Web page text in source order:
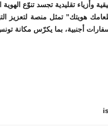
تقليدية تجسد تنوّع الهوية
هويتك” تمثل منصة لتعزيز
أجنبية، بما يكرّس مكانة